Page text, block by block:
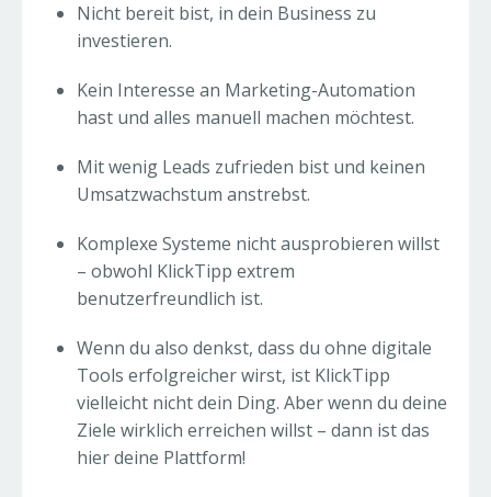
Nicht bereit bist, in dein Business zu
investieren.
Kein Interesse an Marketing-Automation
hast und alles manuell machen möchtest.
Mit wenig Leads zufrieden bist und keinen
Umsatzwachstum anstrebst.
Komplexe Systeme nicht ausprobieren willst
– obwohl KlickTipp extrem
benutzerfreundlich ist.
Wenn du also denkst, dass du ohne digitale
Tools erfolgreicher wirst, ist KlickTipp
vielleicht nicht dein Ding. Aber wenn du deine
Ziele wirklich erreichen willst – dann ist das
hier deine Plattform!